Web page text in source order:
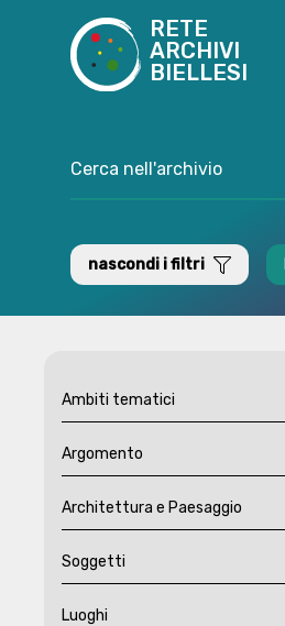
RETE
ARCHIVI
BIELLESI
nascondi i filtri
Ambiti tematici
Argomento
Architettura e Paesaggio
Soggetti
Luoghi